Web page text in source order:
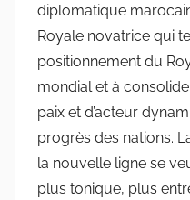
diplomatique
Royale novatrice qui
positionnement du
mondial et à
paix et d’acteur
progrès des nations.
la nouvelle ligne se
plus tonique, plus